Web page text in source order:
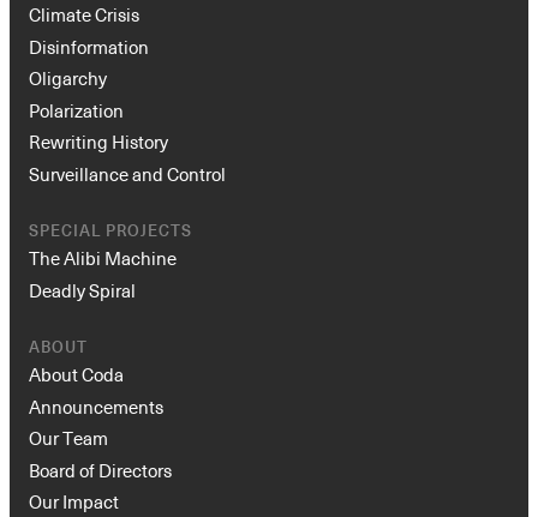
Climate Crisis
Disinformation
Oligarchy
Polarization
Rewriting History
Surveillance and Control
SPECIAL PROJECTS
The Alibi Machine
Deadly Spiral
ABOUT
About Coda
Announcements
Our Team
Board of Directors
Our Impact